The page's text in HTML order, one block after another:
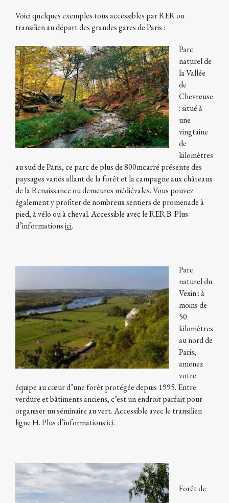
Voici quelques exemples tous accessibles par RER ou
transilien au départ des grandes gares de Paris :
Parc
naturel de
la Vallée
de
Chevreuse
: situé à
une
vingtaine
de
kilomètres
au sud de Paris, ce parc de plus de 800mcarré présente des
paysages variés allant de la forêt et la campagne aux châteaux
de la Renaissance ou demeures médiévales. Vous pouvez
également y profiter de nombreux sentiers de promenade à
pied, à vélo ou à cheval. Accessible avec le RER B. Plus
d’informationsici.
Parc
naturel du
Vexin : à
moins de
50
kilomètres
au nord de
Paris,
amenez
votre
équipe au cœur d’une forêt protégée depuis 1995. Entre
verdure et bâtiments anciens, c’est un endroit parfait pour
organiser un séminaire au vert. Accessible avec le transilien
ligne H. Plus d’informationsici.
Forêt de